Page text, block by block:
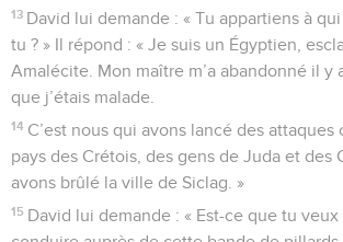
13 David lui demande : « Tu appartiens à qui
tu ? » Il répond : « Je suis un Égyptien,
Amalécite. Mon maître m’a abandonné il y
que j’étais malade.
14 C’est nous qui avons lancé des attaques
pays des Crétois, des gens de Juda et des
avons brûlé la ville de Siclag. »
15 David lui demande : « Est-ce que tu